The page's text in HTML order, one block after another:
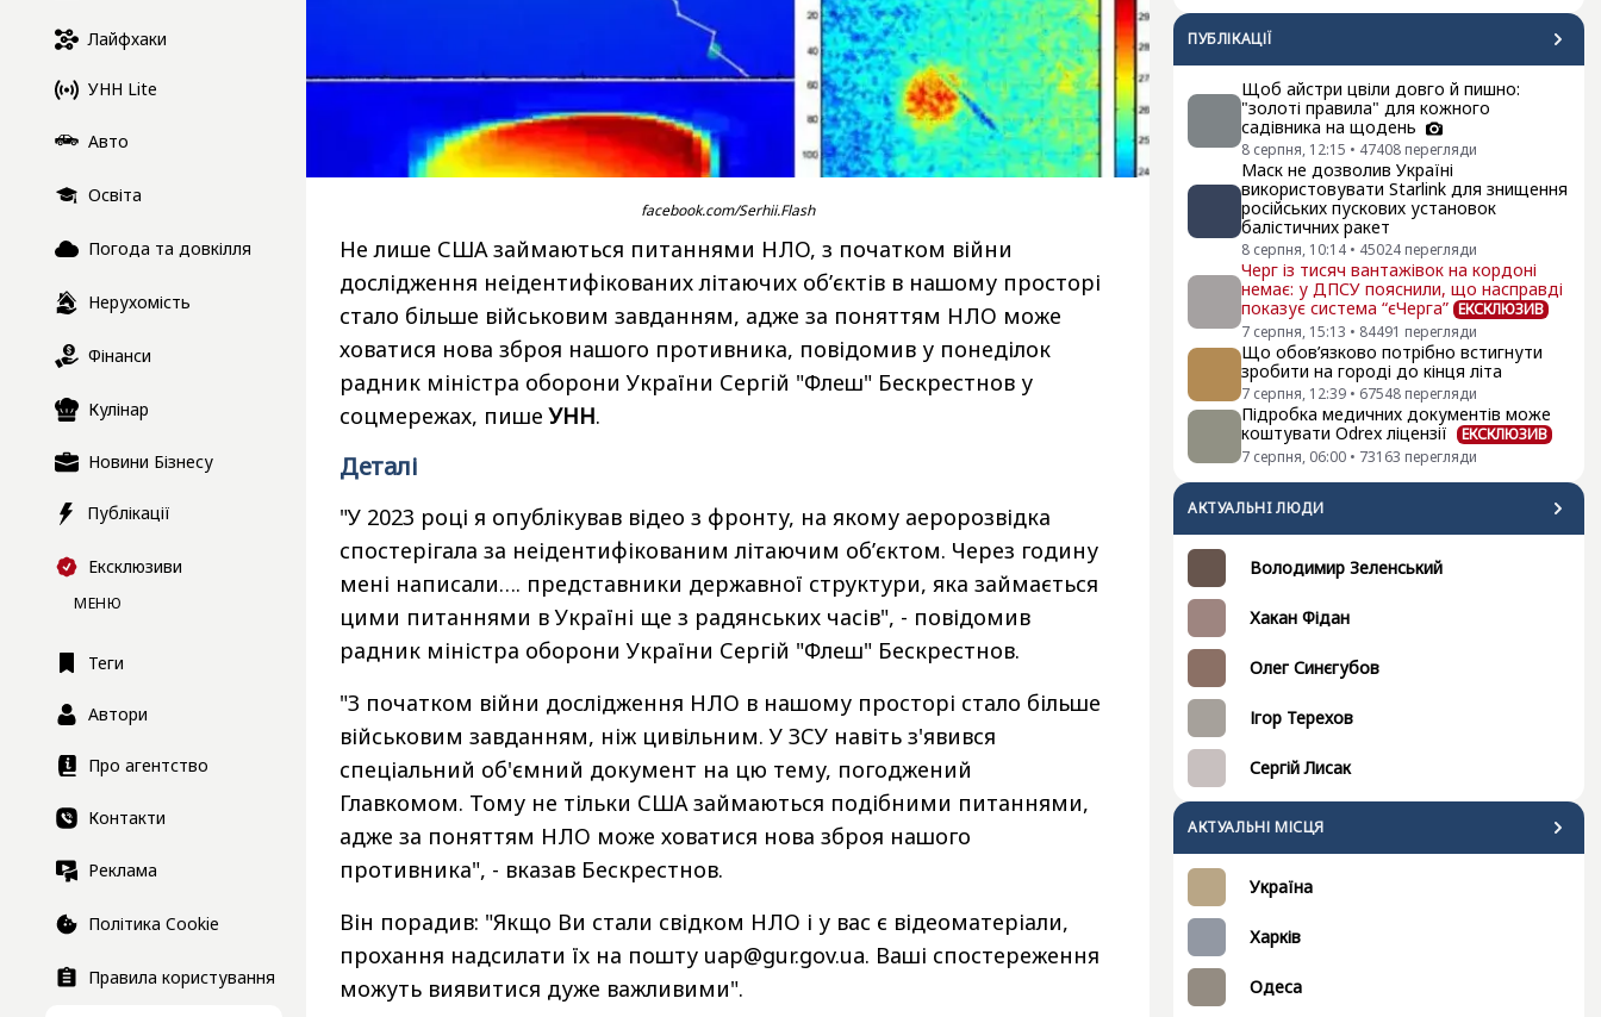
Лайфхаки
УНН Lite
Авто
Освіта
Погода та довкілля
Нерухомість
Фінанси
Кулінар
Новини Бізнесу
Публікації
Ексклюзиви
МЕНЮ
Теги
Автори
Про агентство
Контакти
Реклама
Політика Cookie
Правила користування
ПУБЛІКАЦІЇ
Щоб айстри цвіли довго й пишно:
"золоті правила" для кожного
садівника на щодень
8 серпня, 12:15 • 47408 перегляди
Маск не дозволив Україні
використовувати Starlink для знищення
російських пускових установок
балістичних ракет
8 серпня, 10:14 • 45024 перегляди
Черг із тисяч вантажівок на кордоні
немає: у ДПСУ пояснили, що насправді
показує система “єЧерга” ЕКСКЛЮЗИВ
7 серпня, 15:13 • 84491 перегляди
Що обов’язково потрібно встигнути
зробити на городі до кінця літа
7 серпня, 12:39 • 67548 перегляди
Підробка медичних документів може
коштувати Odrex ліцензії
ЕКСКЛЮЗИВ
7 серпня, 06:00 • 73163 перегляди
АКТУАЛЬНI ЛЮДИ
Володимир Зеленський
Хакан Фідан
Олег Синєгубов
Ігор Терехов
Сергій Лисак
АКТУАЛЬНІ МІСЦЯ
Україна
Харків
Одеса
facebook.com/Serhii.Flash
Не лише США займаються питаннями НЛО, з початком війни
дослідження неідентифікованих літаючих об’єктів в нашому просторі
стало більше військовим завданням, адже за поняттям НЛО може
ховатися нова зброя нашого противника, повідомив у понеділок
радник міністра оборони України Сергій "Флеш" Бескрестнов у
соцмережах, пишеУНН.
Деталі
"У 2023 році я опублікував відео з фронту, на якому аеророзвідка
спостерігала за неідентифікованим літаючим об’єктом. Через годину
мені написали…. представники державної структури, яка займається
цими питаннями в Україні ще з радянських часів", - повідомив
радник міністра оборони України Сергій "Флеш" Бескрестнов.
"З початком війни дослідження НЛО в нашому просторі стало більше
військовим завданням, ніж цивільним. У ЗСУ навіть з'явився
спеціальний об'ємний документ на цю тему, погоджений
Главкомом. Тому не тільки США займаються подібними питаннями,
адже за поняттям НЛО може ховатися нова зброя нашого
противника", - вказав Бескрестнов.
Він порадив: "Якщо Ви стали свідком НЛО і у вас є відеоматеріали,
прохання надсилати їх на пошту uap@gur.gov.ua. Ваші спостереження
можуть виявитися дуже важливими".